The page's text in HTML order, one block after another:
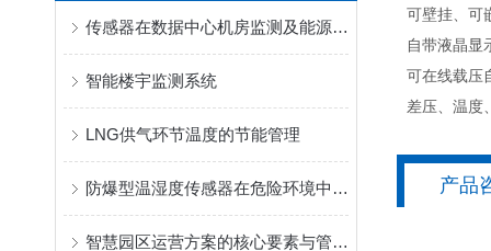
传感器在数据中心机房监测及能源管理的应用
智能楼宇监测系统
LNG供气环节温度的节能管理
防爆型温湿度传感器在危险环境中的安全性保障说明
智慧园区运营方案的核心要素与管理模式
• 可壁挂、可
• 自带液晶显
• 可在线载压
• 差压、温度
产品